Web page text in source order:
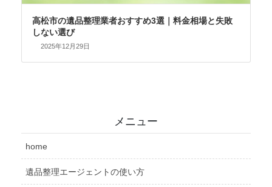
高松市の遺品整理業者おすすめ3選｜料金相場と失敗
しない選び
2025年12月29日
メニュー
home
遺品整理エージェントの使い方